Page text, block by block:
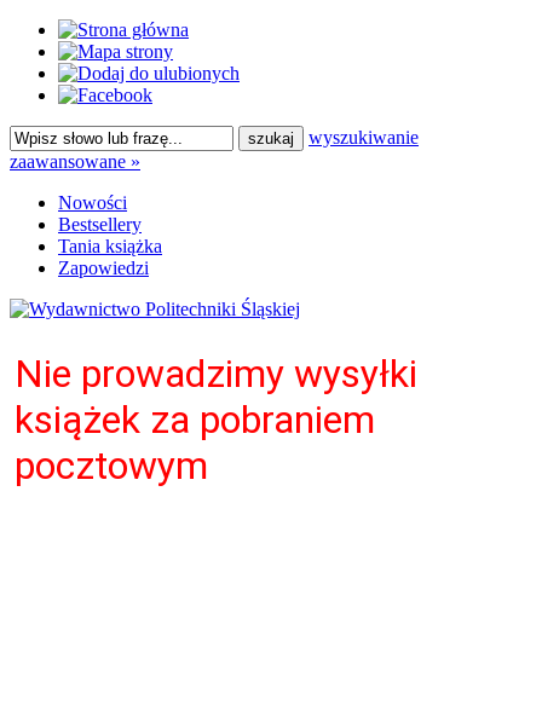
wyszukiwanie
zaawansowane »
Nowości
Bestsellery
Tania książka
Zapowiedzi
Nie prowadzimy wysyłki
książek za pobraniem
pocztowym